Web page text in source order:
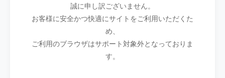
誠に申し訳ございません。
お客様に安全かつ快適にサイトをご利用いただくた
め、
ご利用のブラウザはサポート対象外となっておりま
す。